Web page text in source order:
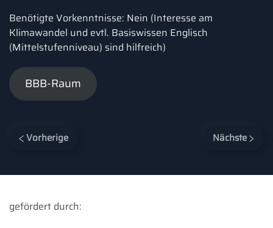
Benötigte Vorkenntnisse: Nein (Interesse am
Klimawandel und evtl. Basiswissen Englisch
(Mittelstufenniveau) sind hilfreich)
BBB-Raum
Vorherige Nächste
gefördert durch: